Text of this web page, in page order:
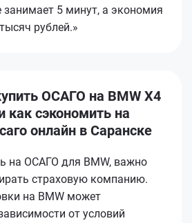
5 минут, а экономия
рублей.»
ОСАГО на BMW X4
как сэкономить на
онлайн в Саранске
на ОСАГО для BMW, важно
страховую компанию.
на BMW может
от условий